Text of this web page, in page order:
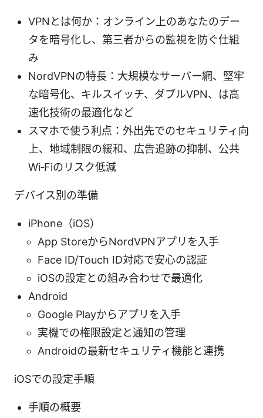
VPNとは何か：オンライン上のあなたのデー
タを暗号化し、第三者からの監視を防ぐ仕組
み
NordVPNの特長：大規模なサーバー網、堅牢
な暗号化、キルスイッチ、ダブルVPN、は高
速化技術の最適化など
スマホで使う利点：外出先でのセキュリティ向
上、地域制限の緩和、広告追跡の抑制、公共
Wi‑Fiのリスク低減
デバイス別の準備
iPhone（iOS）
App StoreからNordVPNアプリを入手
Face ID/Touch ID対応で安心の認証
iOSの設定との組み合わせで最適化
Android
Google Playからアプリを入手
実機での権限設定と通知の管理
Androidの最新セキュリティ機能と連携
iOSでの設定手順
手順の概要